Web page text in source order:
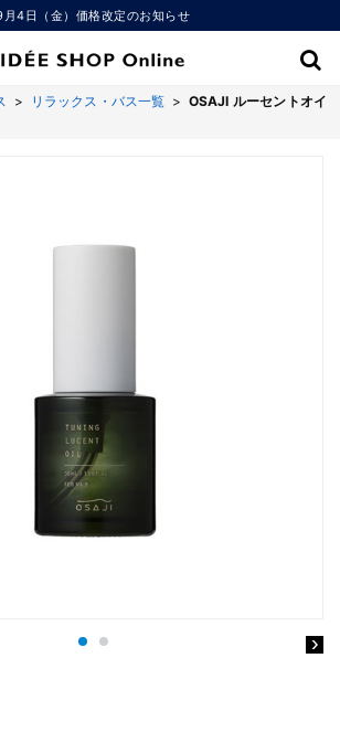
月4日（金）価格改定のお知らせ
> リラックス・バス一覧 > OSAJI ルーセントオイ